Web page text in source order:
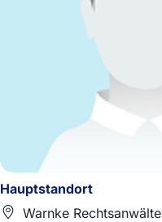
Hauptstandort
Warnke Rechtsanwälte